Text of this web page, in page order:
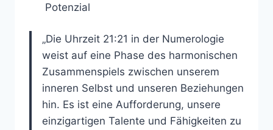
Potenzial
„Die Uhrzeit 21:21 in der Numerologie
weist auf eine Phase des harmonischen
Zusammenspiels zwischen unserem
inneren Selbst und unseren Beziehungen
hin. Es ist eine Aufforderung, unsere
einzigartigen Talente und Fähigkeiten zu